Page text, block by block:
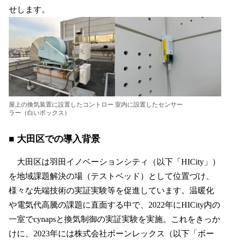
せします。
屋上の換気装置に設置したコントロー
ラー（白いボックス）
室内に設置したセンサー
■ 大田区での導入背景
大田区は羽田イノベーションシティ（以下「HICity」）
を地域課題解決の場（テストベッド）として位置づけ、
様々な先端技術の実証実験等を促進しています。温暖化
や電気代高騰の課題に直面する中で、2022年にHICity内の
一室でcynapsと換気制御の実証実験を実施。これをきっか
けに、2023年には株式会社ボーンレックス（以下「ボー